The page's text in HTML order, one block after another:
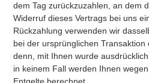
dem Tag zurückzuzahlen, an dem
Widerruf dieses Vertrags bei uns
Rückzahlung verwenden wir
bei der ursprünglichen
denn, mit Ihnen wurde
in keinem Fall werden Ihnen